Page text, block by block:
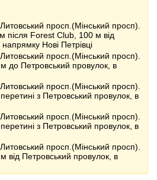
просп.(Мінський просп).
після Forest Club, 100 м від
Нові Петрівці
просп.(Мінський просп).
до Петровський провулок, в
просп.(Мінський просп).
з Петровський провулок, в
просп.(Мінський просп).
з Петровський провулок, в
просп.(Мінський просп).
від Петровський провулок, в